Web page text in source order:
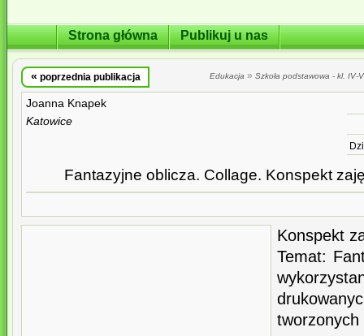
Strona główna Publikuj u nas
« poprzednia publikacja Edukacja » Szkoła podstawowa - kl. IV-
Joanna Knapek
Katowice
Fantazyjne oblicza. Collage. Konspekt
Konspekt
Temat: